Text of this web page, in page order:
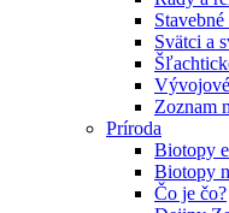
Svätci a
Zoznam
Príroda
Biotopy
Biotopy
Čo je čo?